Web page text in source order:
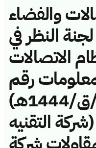
والفضاء
النظر في
الاتصالات
رقم
(44114720/ق/1444هـ)
التقنيه